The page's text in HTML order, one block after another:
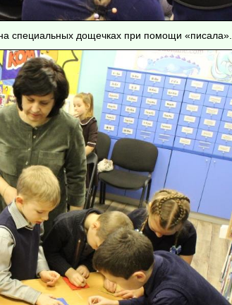
специальных дощечках при помощи «писала».